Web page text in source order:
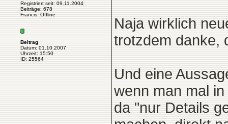
Registriert seit: 09.11.2004
Beiträge: 678
Francis: Offline
Beitrag
Datum: 01.10.2007
Uhrzeit: 15:50
ID: 25564
Naja wirklich
trotzdem danke,
Und eine
wenn man mal
da "nur Details